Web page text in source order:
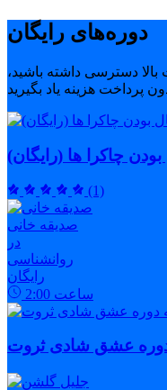
دوره‌های رایگان
دسترسی داشته باشید،
پرداخت هزینه یاد بگیرید
چاکرا ها (رایگان)
(1)
صدیقه خانی
در
روانشناسی
رایگان
2:00 ساعت
دوره عشق شادی ثروت